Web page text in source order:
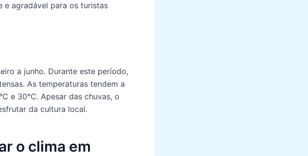
e agradável para os turistas
a junho. Durante este período,
As temperaturas tendem a
e 30°C. Apesar das chuvas, o
da cultura local.
o clima em